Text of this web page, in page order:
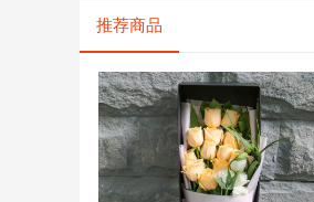
推荐商品